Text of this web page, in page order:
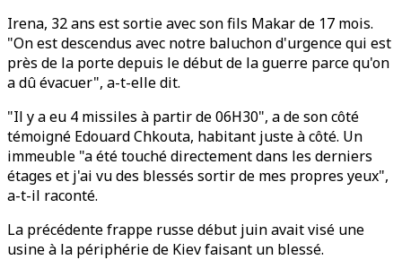
Irena, 32 ans est sortie avec son fils Makar de 17 mois.
"On est descendus avec notre baluchon d'urgence qui est
près de la porte depuis le début de la guerre parce qu'on
a dû évacuer", a-t-elle dit.
"Il y a eu 4 missiles à partir de 06H30", a de son côté
témoigné Edouard Chkouta, habitant juste à côté. Un
immeuble "a été touché directement dans les derniers
étages et j'ai vu des blessés sortir de mes propres yeux",
a-t-il raconté.
La précédente frappe russe début juin avait visé une
usine à la périphérie de Kiev faisant un blessé.